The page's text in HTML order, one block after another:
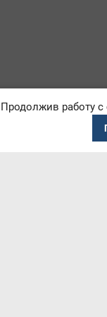
работу с